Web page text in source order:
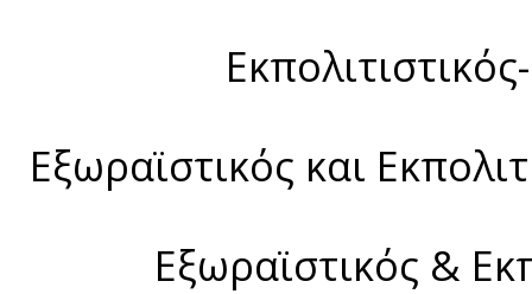
Εξωραϊστικός και
Εξωραϊστικός &